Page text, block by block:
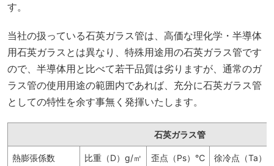
す。
当社の扱っている石英ガラス管は、高価な理化学・半導体
用石英ガラスとは異なり、特殊用途用の石英ガラス管です
ので、半導体用と比べて若干品質は劣りますが、通常のガ
ラス管の使用用途の範囲内であれば、充分に石英ガラス管
としての特性を余す事無く発揮いたします。
石英ガラス管
熱膨張係数
比重（D）g/㎡ 歪点（Ps）℃ 徐冷点（Ta）